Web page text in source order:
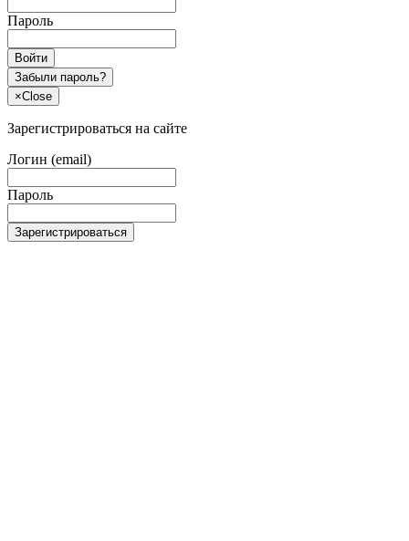
Пароль
Войти
Забыли пароль?
×Close
Зарегистрироваться на сайте
Логин (email)
Пароль
Зарегистрироваться